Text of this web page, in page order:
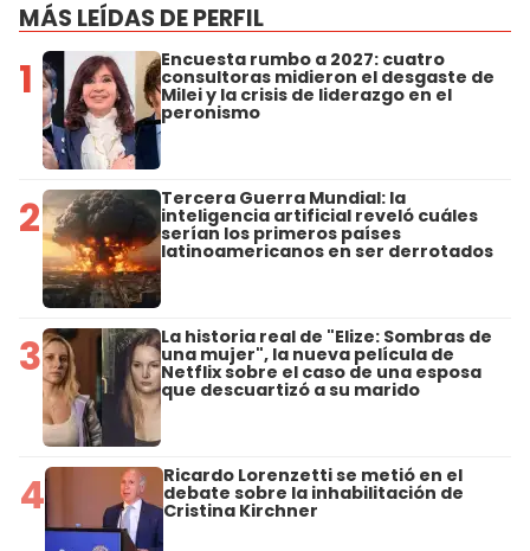
MÁS LEÍDAS DE PERFIL
1 Encuesta rumbo a 2027: cuatro
consultoras midieron el desgaste de
Milei y la crisis de liderazgo en el
peronismo
2 Tercera Guerra Mundial: la
inteligencia artificial reveló cuáles
serían los primeros países
latinoamericanos en ser derrotados
3 La historia real de "Elize: Sombras de
una mujer", la nueva película de
Netflix sobre el caso de una esposa
que descuartizó a su marido
4 Ricardo Lorenzetti se metió en el
debate sobre la inhabilitación de
Cristina Kirchner